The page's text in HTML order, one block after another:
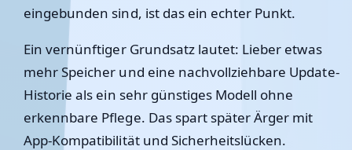
eingebunden sind, ist das ein echter Punkt.
Ein vernünftiger Grundsatz lautet: Lieber etwas
mehr Speicher und eine nachvollziehbare Update-
Historie als ein sehr günstiges Modell ohne
erkennbare Pflege. Das spart später Ärger mit
App-Kompatibilität und Sicherheitslücken.